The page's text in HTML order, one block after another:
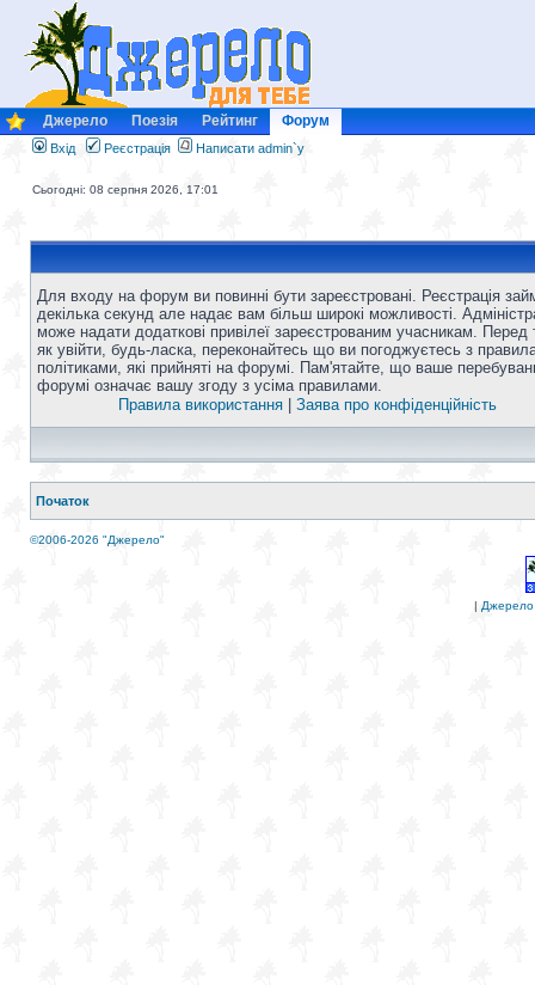
Джерело Поезія Рейтинг Форум
Вхід Реєстрація Написати admin`у
Сьогодні: 08 серпня 2026, 17:01
Для входу на форум ви повинні бути зареєстровані. Реєстрація
декілька секунд але надає вам більш широкі можливості.
може надати додаткові привілеї зареєстрованим учасникам. Перед
як увійти, будь-ласка, переконайтесь що ви погоджуєтесь з
політиками, які прийняті на форумі. Пам'ятайте, що ваше
форумі означає вашу згоду з усіма правилами.
Правила використання
Заява про конфіденційність
Початок
©2006-2026 "Джерело"
| Джерело